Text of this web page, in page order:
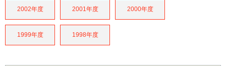
2002年度 2001年度 2000年度
1999年度 1998年度